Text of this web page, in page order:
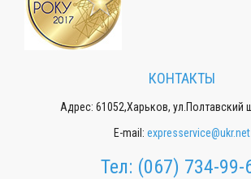
КОНТАКТЫ
Адрес: 61052,Харьков, ул.Полтавский
E-mail: expresservice@ukr.net
Тел: (067) 734-99-